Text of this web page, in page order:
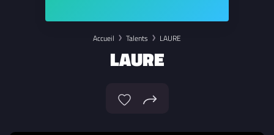
Accueil Talents LAURE
LAURE